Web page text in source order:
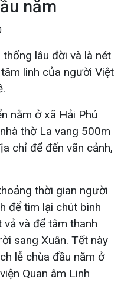
năm
lâu đời và là nét
linh của người Việt
nằm ở xã Hải Phú
thờ La vang 500m
chỉ để đến vãn cảnh,
thời gian người
để tìm lại chút bình
và để tâm thanh
sang Xuân. Tết này
lễ chùa đầu năm ở
Quan âm Linh